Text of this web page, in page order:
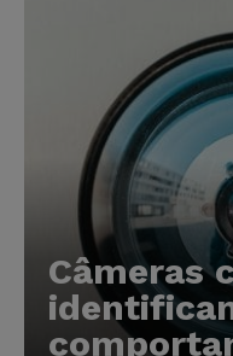
Câmeras